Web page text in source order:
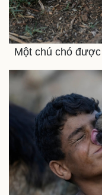
Doanh nghiệp
Một chú chó